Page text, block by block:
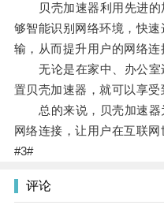
贝壳加速器利用先进的
够智能识别网络环境，快
输，从而提升用户的网络连
无论是在家中、办公室
置贝壳加速器，就可以享受
总的来说，贝壳加速器
网络连接，让用户在互联网
#3#
评论